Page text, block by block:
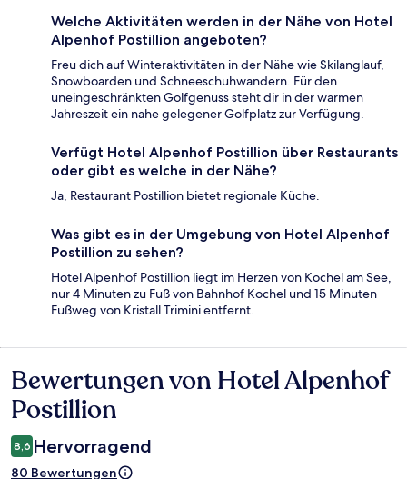
Welche Aktivitäten werden in der Nähe von Hotel
Alpenhof Postillion angeboten?
Freu dich auf Winteraktivitäten in der Nähe wie Skilanglauf,
Snowboarden und Schneeschuhwandern. Für den
uneingeschränkten Golfgenuss steht dir in der warmen
Jahreszeit ein nahe gelegener Golfplatz zur Verfügung.
Verfügt Hotel Alpenhof Postillion über Restaurants
oder gibt es welche in der Nähe?
Ja, Restaurant Postillion bietet regionale Küche.
Was gibt es in der Umgebung von Hotel Alpenhof
Postillion zu sehen?
Hotel Alpenhof Postillion liegt im Herzen von Kochel am See,
nur 4 Minuten zu Fuß von Bahnhof Kochel und 15 Minuten
Fußweg von Kristall Trimini entfernt.
Bewertungen
Bewertungen von Hotel Alpenhof
Postillion
8,6 Hervorragend
80 Bewertungen